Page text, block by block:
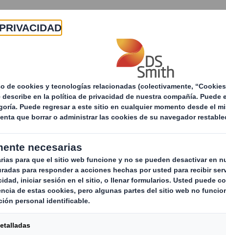
Acerca de Productos y servicios
Servicios de gestión
reciclaje